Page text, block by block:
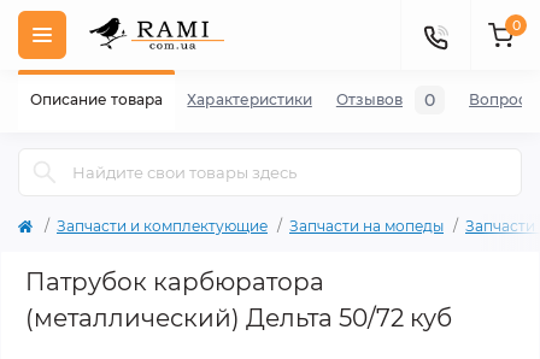
0
Запчасти и комплектующие Запчасти на мопеды
Патрубок карбюратора
(металлический) Дельта 50/72 куб
Описание товара Характеристики Отзывов 0 Вопросы